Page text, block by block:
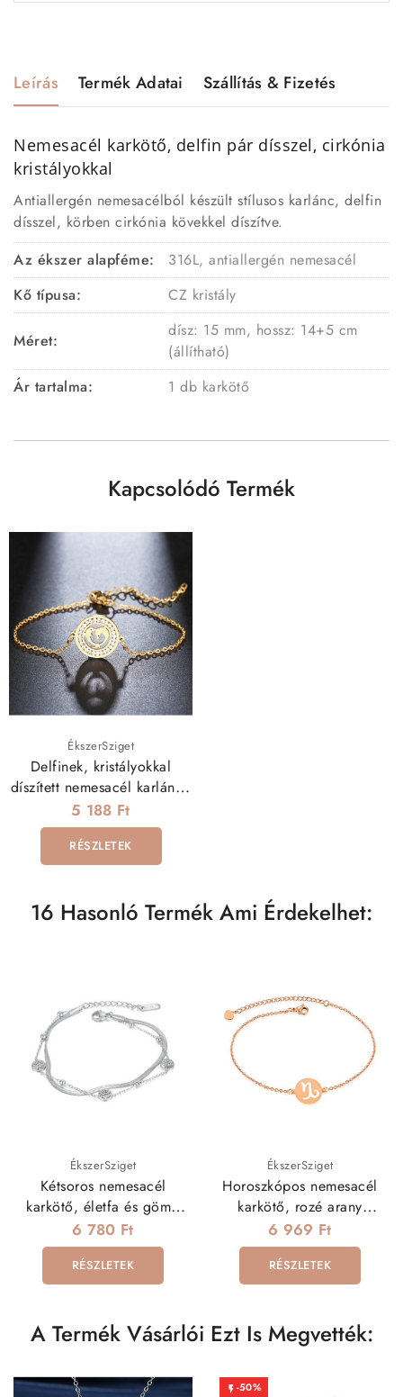
Leírás Termék Adatai Szállítás & Fizetés
Nemesacél karkötő, delfin pár dísszel, cirkónia
kristályokkal
Antiallergén nemesacélból készült stílusos karlánc, delfin
dísszel, körben cirkónia kövekkel díszítve.
Az ékszer alapféme:
316L, antiallergén nemesacél
Kő típusa:
CZ kristály
Méret:
dísz: 15 mm, hossz: 14+5 cm
(állítható)
Ár tartalma:
1 db karkötő
Kapcsolódó Termék
ÉkszerSziget
Delfinek, kristályokkal
díszített nemesacél karlánc -
arany bevonattal
5 188 Ft
RÉSZLETEK
16 Hasonló Termék Ami Érdekelhet:
ÉkszerSziget
Kétsoros nemesacél
karkötő, életfa és gömb
charmokkal
6 780 Ft
RÉSZLETEK
ÉkszerSziget
Horoszkópos nemesacél
karkötő, rozé arany
bevonattal - Bak
6 969 Ft
RÉSZLETEK
A Termék Vásárlói Ezt Is Megvették:
 -50%